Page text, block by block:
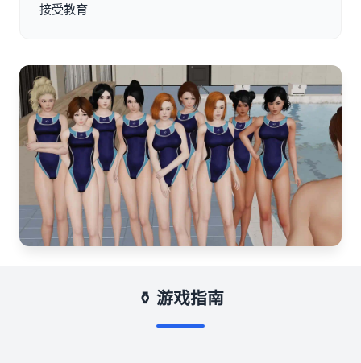
接受教育
⚱️ 游戏指南